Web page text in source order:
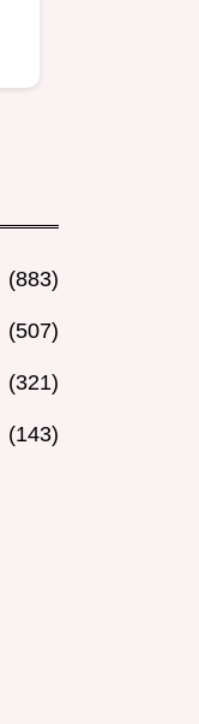
(883)
(507)
(321)
(143)